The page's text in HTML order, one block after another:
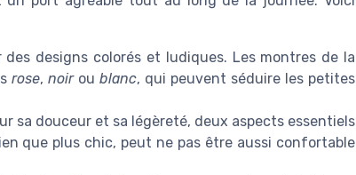
designs colorés et ludiques. Les montres de la
rose, noirou blanc, qui peuvent séduire les petites
sa douceur et sa légèreté, deux aspects essentiels
que plus chic, peut ne pas être aussi confortable